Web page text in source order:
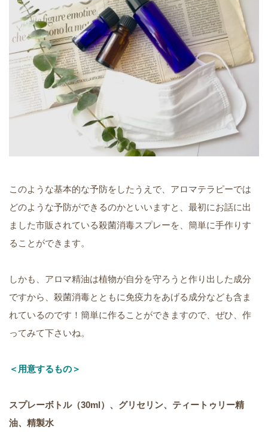
このような基本的な予防をしたうえで、アロマテラピーでは
どのような予防ができるのかといいますと、最初にお話に出
ました市販されている殺菌消毒スプレーを、簡単に手作りす
ることができます。
しかも、アロマ精油は植物が自分を守ろうと作り出した成分
ですから、殺菌消毒とともに免疫力をあげる成分なども含ま
れているのです！簡単に作ることができますので、ぜひ、作
ってみて下さいね。
＜用意するもの＞
スプレーボトル（30ml）、グリセリン、ティートゥリー精
油、精製水